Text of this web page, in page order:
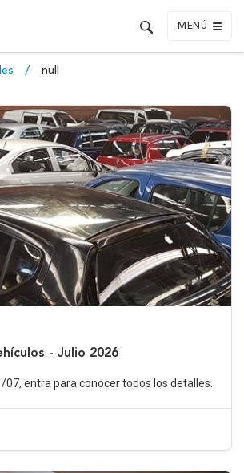
MENÚ
null
- Julio 2026
07, entra para conocer todos los detalles.